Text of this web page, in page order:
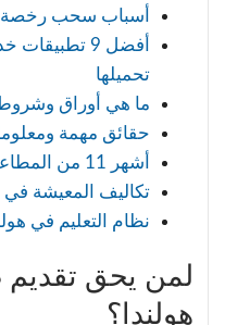
أسباب سحب رخصة
أفضل 9
تحميلها
ما هي أوراق
حقائق مهمة ومعلومات
أشهر 11 من المطاعم الحلال في أمستردام
تكاليف المعيشة في
نظام التعليم في
لمن يحق
هولندا؟